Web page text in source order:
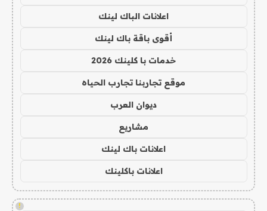
اعلانات الباك لينك
أقوى باقة باك لينك
خدمات با كلينك 2026
موقع تجاربنا تجارب الحياه
ديوان العرب
مشاريع
اعلانات باك لينك
اعلانات باكلينك
!